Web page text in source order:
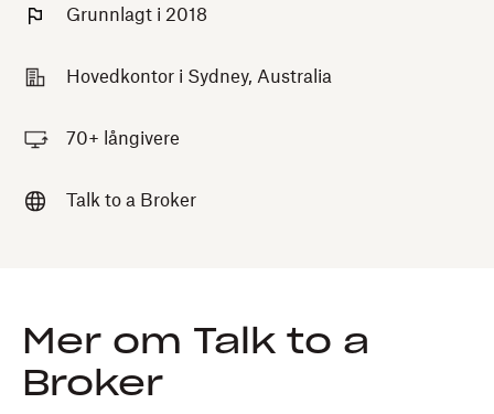
Grunnlagt i 2018
Hovedkontor i Sydney, Australia
70+ långivere
Talk to a Broker
Mer om Talk to a
Broker